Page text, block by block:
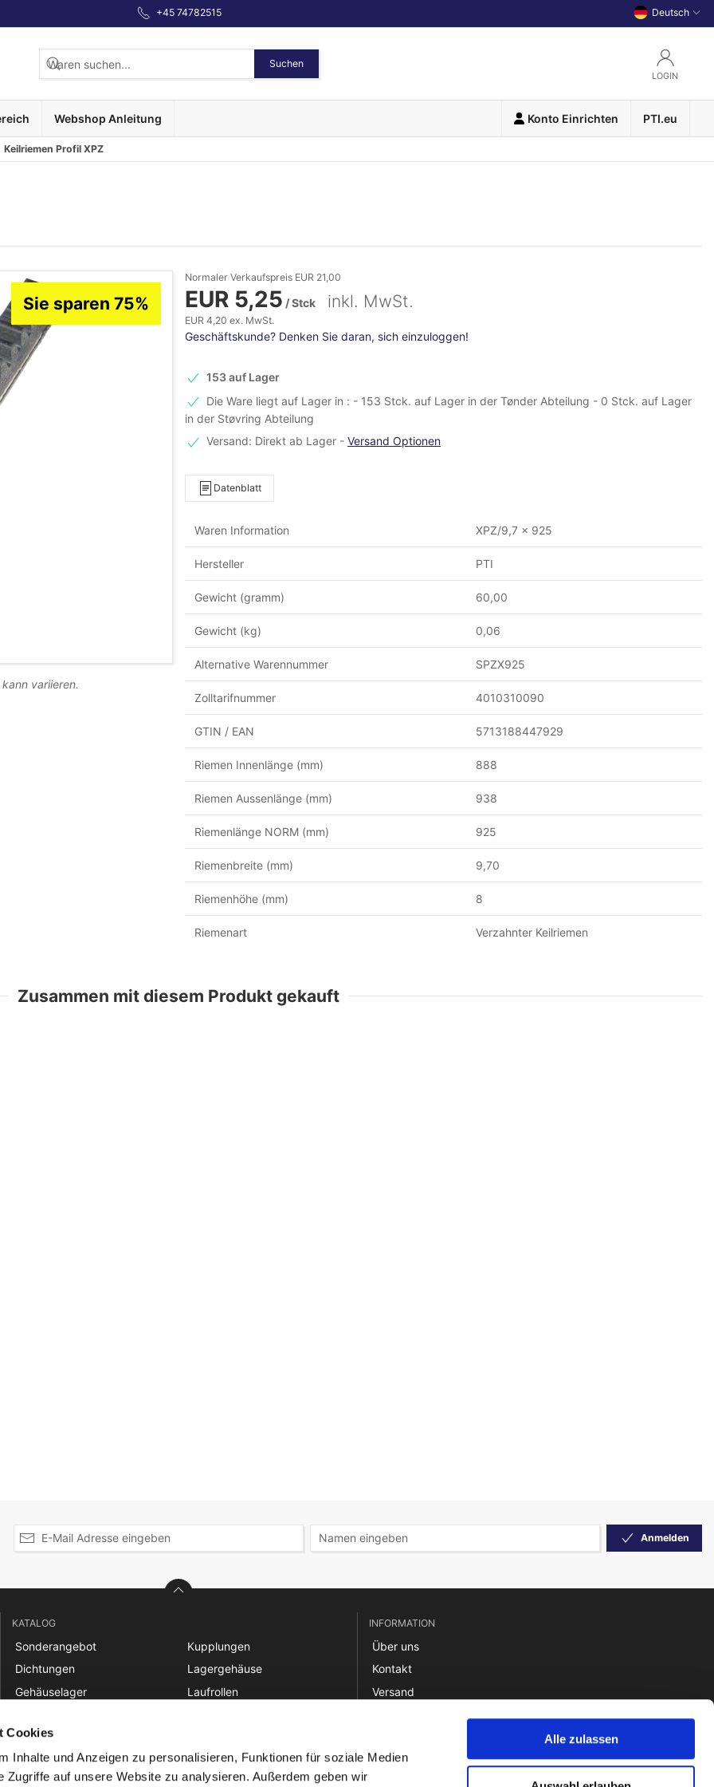
Cookies
Inhalte und Anzeigen zu personalisieren, Funktionen für soziale Medien
Zugriffe auf unsere Website zu analysieren. Außerdem geben wir
Alle zulassen
+45 74782515 Deutsch
Suchen
LOGIN
Webshop Anleitung Konto Einrichten PTI.eu
Keilriemen Profil XPZ
Sie sparen 75%
variieren.
Normaler Verkaufspreis EUR 21,00
EUR 5,25 / Stck inkl. MwSt.
EUR 4,20 ex. MwSt.
Geschäftskunde? Denken Sie daran, sich einzuloggen!
153 auf Lager
Die Ware liegt auf Lager in : - 153 Stck. auf Lager in der Tønder Abteilung - 0 Stck. auf Lager
in der Støvring Abteilung
Versand: Direkt ab Lager - Versand Optionen
Datenblatt
Waren Information XPZ/9,7 x 925
Hersteller PTI
Gewicht (gramm) 60,00
Gewicht (kg) 0,06
Alternative Warennummer SPZX925
Zolltarifnummer 4010310090
GTIN / EAN 5713188447929
Riemen Innenlänge (mm) 888
Riemen Aussenlänge (mm) 938
Riemenlänge NORM (mm) 925
Riemenbreite (mm) 9,70
Riemenhöhe (mm) 8
Riemenart Verzahnter Keilriemen
Zusammen mit diesem Produkt gekauft
Anmelden
KATALOG
Sonderangebot
Dichtungen
Gehäuselager
Gleitbuchsen
Keilriemen und Zahnriemen
Ketten
Kupplungen
Lagergehäuse
Laufrollen
Riemenscheiben
Rücklaufsperren
INFORMATION
Über uns
Kontakt
Versand
Verkaufsbedingungen